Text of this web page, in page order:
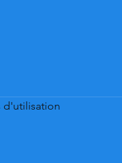
d'utilisation